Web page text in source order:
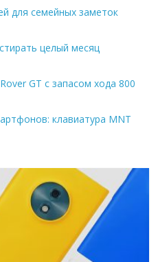
для семейных заметок
целый месяц
GT с запасом хода 800
клавиатура MNT